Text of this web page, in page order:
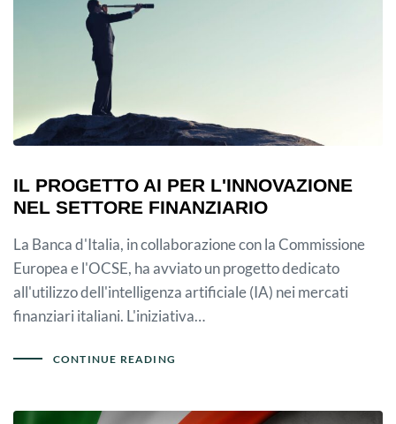
IL PROGETTO AI PER L'INNOVAZIONE
NEL SETTORE FINANZIARIO
La Banca d'Italia, in collaborazione con la Commissione
Europea e l'OCSE, ha avviato un progetto dedicato
all'utilizzo dell'intelligenza artificiale (IA) nei mercati
finanziari italiani. L'iniziativa…
CONTINUE READING